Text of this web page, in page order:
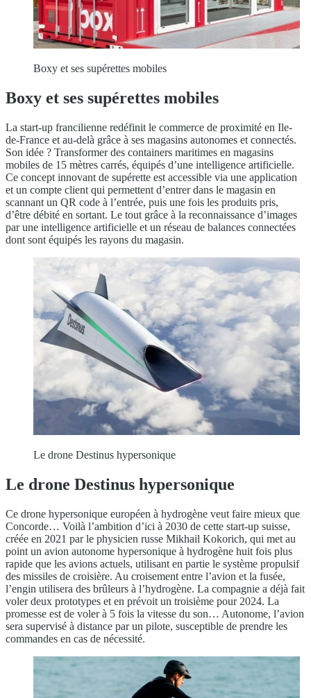
Boxy et ses supérettes mobiles
Boxy et ses supérettes mobiles
La start-up francilienne redéfinit le commerce de proximité en Ile-
de-France et au-delà grâce à ses magasins autonomes et connectés.
Son idée ? Transformer des containers maritimes en magasins
mobiles de 15 mètres carrés, équipés d’une intelligence artificielle.
Ce concept innovant de supérette est accessible via une application
et un compte client qui permettent d’entrer dans le magasin en
scannant un QR code à l’entrée, puis une fois les produits pris,
d’être débité en sortant. Le tout grâce à la reconnaissance d’images
par une intelligence artificielle et un réseau de balances connectées
dont sont équipés les rayons du magasin.
Le drone Destinus hypersonique
Le drone Destinus hypersonique
Ce drone hypersonique européen à hydrogène veut faire mieux que
Concorde… Voilà l’ambition d’ici à 2030 de cette start-up suisse,
créée en 2021 par le physicien russe Mikhail Kokorich, qui met au
point un avion autonome hypersonique à hydrogène huit fois plus
rapide que les avions actuels, utilisant en partie le système propulsif
des missiles de croisière. Au croisement entre l’avion et la fusée,
l’engin utilisera des brûleurs à l’hydrogène. La compagnie a déjà fait
voler deux prototypes et en prévoit un troisième pour 2024. La
promesse est de voler à 5 fois la vitesse du son… Autonome, l’avion
sera supervisé à distance par un pilote, susceptible de prendre les
commandes en cas de nécessité.